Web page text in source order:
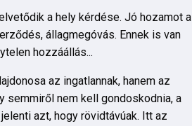
a hely kérdése. Jó hozamot a
állagmegóvás. Ennek is van
hozzáállás...
az ingatlannak, hanem az
semmiről nem kell gondoskodnia, a
azt, hogy rövidtávúak. Itt az